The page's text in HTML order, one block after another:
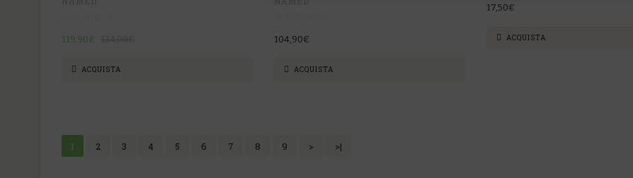
119,90€
ACQUISTA
104,90€
ACQUISTA
17,50€
ACQUISTA
1 2 3 4 5 6 7 8 9 > >|